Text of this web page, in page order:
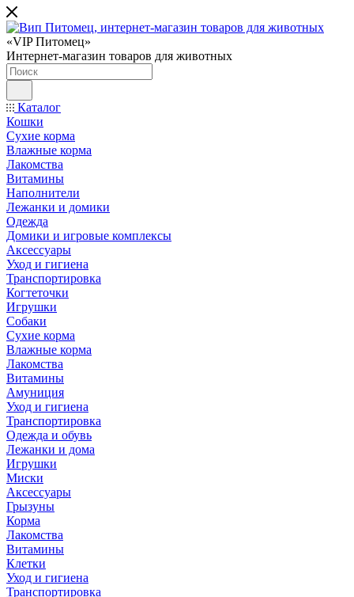
«VIP Питомец»
Интернет-магазин товаров для животных
Каталог
Кошки
Сухие корма
Влажные корма
Лакомства
Витамины
Наполнители
Лежанки и домики
Одежда
Домики и игровые комплексы
Аксессуары
Уход и гигиена
Транспортировка
Когтеточки
Игрушки
Собаки
Сухие корма
Влажные корма
Лакомства
Витамины
Амуниция
Уход и гигиена
Транспортировка
Одежда и обувь
Лежанки и дома
Игрушки
Миски
Аксессуары
Грызуны
Корма
Лакомства
Витамины
Клетки
Уход и гигиена
Транспортировка